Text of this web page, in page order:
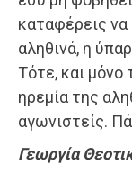
καταφέρεις να
αληθινά, η
Τότε, και μόνο
ηρεμία της
αγωνιστείς.
Γεωργία